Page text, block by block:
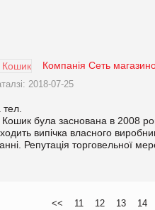
Компанія Сеть
2018-07-25
була заснована в 2008
випічка власного
Репутація торговельної
<< 11 12 13 14